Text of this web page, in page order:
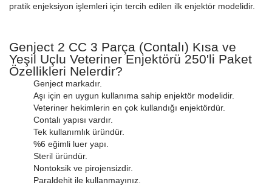
pratik enjeksiyon işlemleri için tercih edilen ilk enjektör modelidir.
Genject 2 CC 3 Parça (Contalı) Kısa ve
Yeşil Uçlu Veteriner Enjektörü 250'li Paket
Özellikleri Nelerdir?
Genject markadır.
Aşı için en uygun kullanıma sahip enjektör modelidir.
Veteriner hekimlerin en çok kullandığı enjektördür.
Contalı yapısı vardır.
Tek kullanımlık üründür.
%6 eğimli luer yapı.
Steril üründür.
Nontoksik ve pirojensizdir.
Paraldehit ile kullanmayınız.